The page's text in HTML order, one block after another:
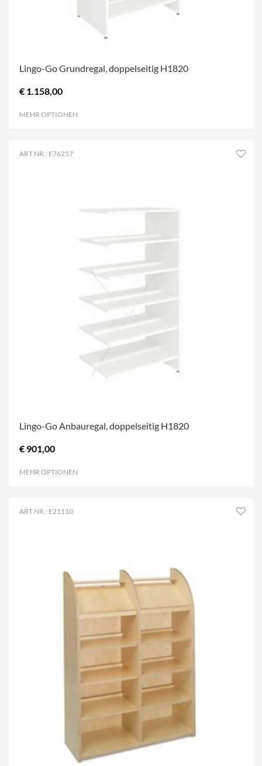
Lingo-Go Grundregal, doppelseitig H1820
€ 1.158,00
MEHR OPTIONEN
ART.NR.: E76257
Lingo-Go Anbauregal, doppelseitig H1820
€ 901,00
MEHR OPTIONEN
ART.NR.: E21110